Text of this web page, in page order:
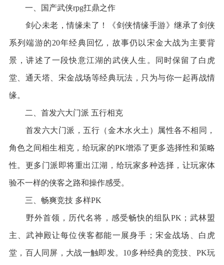
一、国产武侠rpg扛鼎之作
剑心未老，情缘未了！《剑侠情缘手游》继承了剑侠
系列端游的20年经典回忆，故事仍以宋金大战为主要背
景，讲述了一段快意江湖的武侠人生。同时保留了白虎
堂、通天塔、宋金战场等经典玩法，只为与你一起再战情
缘。
二、首发六大门派 五行相克
首发六大门派，五行（金木水火土）属性各不相同，
角色之间相生相克，给玩家的PK增添了更多选择性和策略
性。更多门派即将重出江湖，给玩家多种选择，让玩家体
验不一样的侠客之路和操作感受。
三、畅爽竞技 多样PK
野外首领，历代名将，感受畅快的组队PK；武林盟
主、武神殿让每位侠客都能一展身手；宋金战场、白虎
堂，百人同屏，大战一触即发。10多种经典的竞技、PK玩